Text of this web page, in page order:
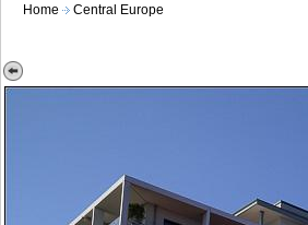
Home Central Europe